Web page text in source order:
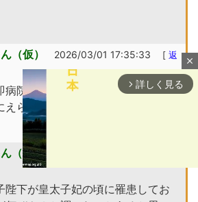
（仮） 2026/03/01 17:35:33 [ 返
病院行って無事潰さないように治
らい年月発生痕が残った
（仮）2026/03/01 19:14:55
陛下が皇太子妃の頃に罹患してお
close
arrow_forward_ios 詳しく見る